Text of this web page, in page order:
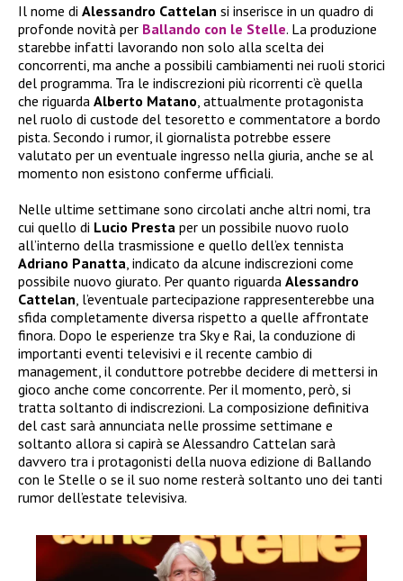
Il nome di Alessandro Cattelan si inserisce in un quadro di
profonde novità per Ballando con le Stelle. La produzione
starebbe infatti lavorando non solo alla scelta dei
concorrenti, ma anche a possibili cambiamenti nei ruoli storici
del programma. Tra le indiscrezioni più ricorrenti c’è quella
che riguarda Alberto Matano , attualmente protagonista
nel ruolo di custode del tesoretto e commentatore a bordo
pista. Secondo i rumor, il giornalista potrebbe essere
valutato per un eventuale ingresso nella giuria, anche se al
momento non esistono conferme ufficiali.
Nelle ultime settimane sono circolati anche altri nomi, tra
cui quello di Lucio Presta per un possibile nuovo ruolo
all’interno della trasmissione e quello dell’ex tennista
Adriano Panatta , indicato da alcune indiscrezioni come
possibile nuovo giurato. Per quanto riguarda Alessandro
Cattelan , l’eventuale partecipazione rappresenterebbe una
sfida completamente diversa rispetto a quelle affrontate
finora. Dopo le esperienze tra Sky e Rai, la conduzione di
importanti eventi televisivi e il recente cambio di
management, il conduttore potrebbe decidere di mettersi in
gioco anche come concorrente. Per il momento, però, si
tratta soltanto di indiscrezioni. La composizione definitiva
del cast sarà annunciata nelle prossime settimane e
soltanto allora si capirà se Alessandro Cattelan sarà
davvero tra i protagonisti della nuova edizione di Ballando
con le Stelle o se il suo nome resterà soltanto uno dei tanti
rumor dell’estate televisiva.